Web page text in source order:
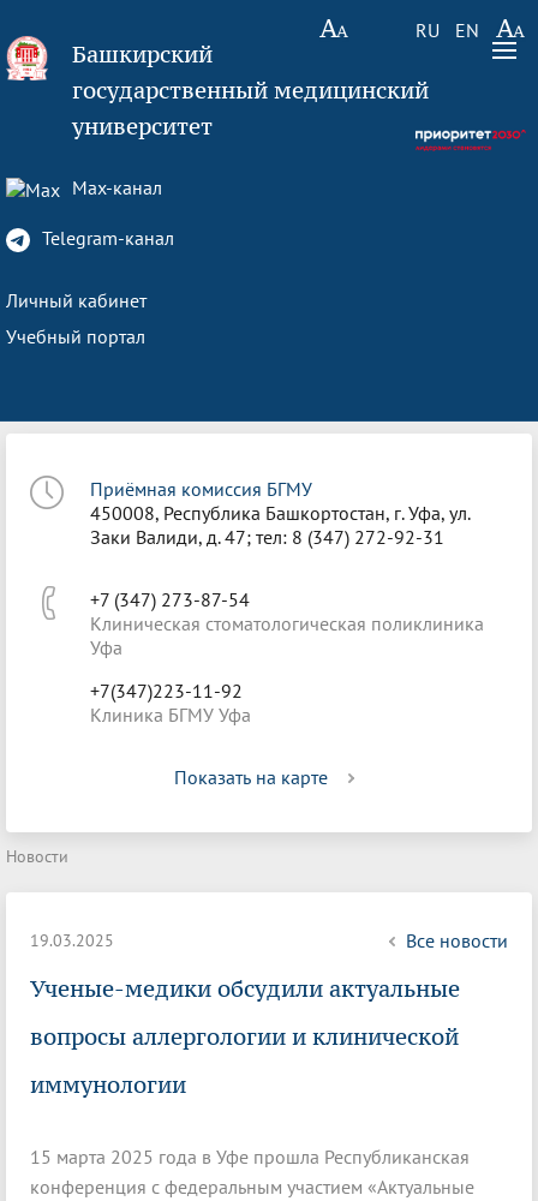
RU EN
Башкирский
государственный медицинский
университет
Max-канал
Telegram-канал
Личный кабинет
Учебный портал
Приёмная комиссия БГМУ
450008, Республика Башкортостан, г. Уфа, ул.
Заки Валиди, д. 47; тел: 8 (347) 272-92-31
+7 (347) 273-87-54
Клиническая стоматологическая поликлиника
Уфа
+7(347)223-11-92
Клиника БГМУ Уфа
Показать на карте
Новости
19.03.2025 Все новости
Ученые-медики обсудили актуальные
вопросы аллергологии и клинической
иммунологии
15 марта 2025 года в Уфе прошла Республиканская
конференция с федеральным участием «Актуальные